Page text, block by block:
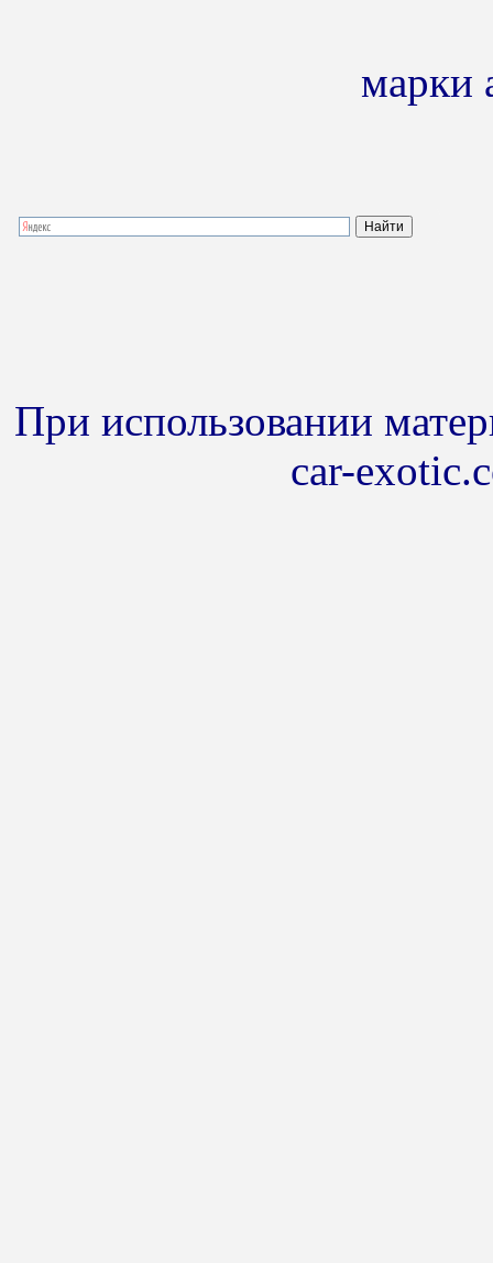
марки
При использовании
car-